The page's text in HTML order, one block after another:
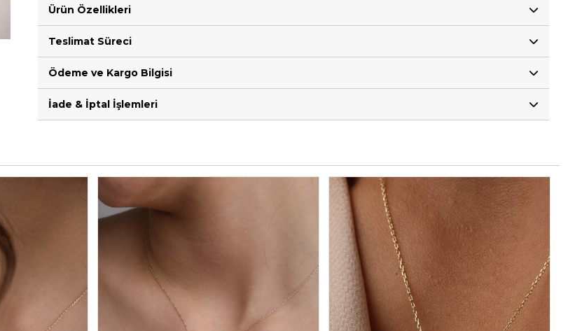
Ürün Özellikleri
Teslimat Süreci
Ödeme ve Kargo Bilgisi
İade & İptal İşlemleri